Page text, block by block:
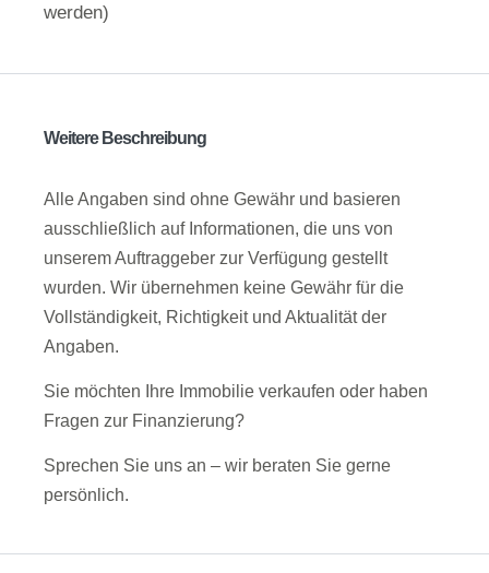
werden)
Weitere Beschreibung
Alle Angaben sind ohne Gewähr und basieren
ausschließlich auf Informationen, die uns von
unserem Auftraggeber zur Verfügung gestellt
wurden. Wir übernehmen keine Gewähr für die
Vollständigkeit, Richtigkeit und Aktualität der
Angaben.
Sie möchten Ihre Immobilie verkaufen oder haben
Fragen zur Finanzierung?
Sprechen Sie uns an – wir beraten Sie gerne
persönlich.